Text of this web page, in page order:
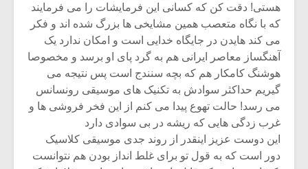
هستی! دقت کن که کسانی این فرمایشات را می فرمایند
که با نگاه متعصب همین مشایخی ها بزرگ شده اند و فکر
می کند هایدن در جایگاه خدایی است و امکان ندارد یک
آهنگساز معاصر ایرانی هم به گرد پای او برسد و مخصوصا
هوشنگ کامکار هم که بچه سنندج است پس نتیجه می
گیریم حداکثر سوادش به تکنیک های موسیقی رونسانس
می رسد! حالت تهوع پیدا می کنم از این فخر فروشی ها و
غرب زدگی هایی که ریشه در بی سوادی دارد
این دوست عزیز اینقدر از روند جدی موسیقی کلاسیک
دور است که به قول تو برای غلط انداز بودن هم نتوانست